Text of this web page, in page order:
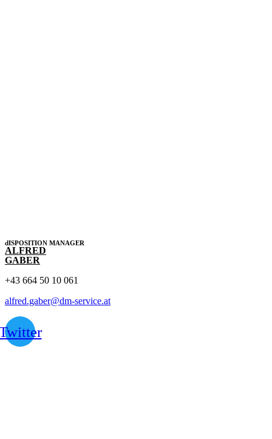
dISPOSITION MANAGER
ALFRED
GABER
+43 664 50 10 061
alfred.gaber@dm-service.at